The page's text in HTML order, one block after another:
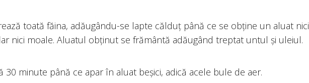
toată făina, adăugându-se lapte călduț până ce se obține un aluat nici
nici moale. Aluatul obținut se frământă adăugând treptat untul și uleiul.
30 minute până ce apar în aluat beșici, adică acele bule de aer.